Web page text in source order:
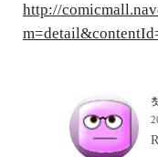
http://